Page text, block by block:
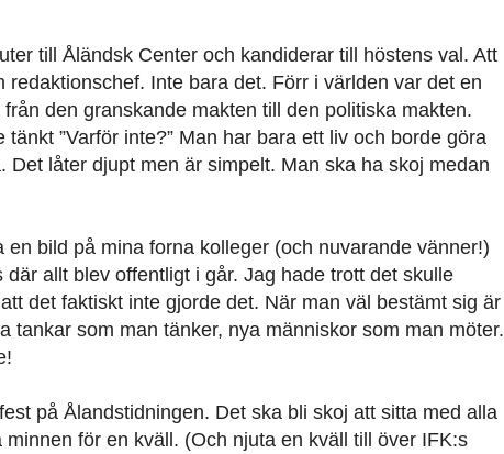
till Åländsk Center och kandiderar till höstens val. Att
Inte bara det. Förr i världen var det en
den granskande makten till den politiska makten.
”Varför inte?” Man har bara ett liv och borde göra
Det låter djupt men är simpelt. Man ska ha skoj medan
bild på mina forna kolleger (och nuvarande vänner!)
allt blev offentligt i går. Jag hade trott det skulle
det faktiskt inte gjorde det. När man väl bestämt sig är
tankar som man tänker, nya människor som man möter.
på Ålandstidningen. Det ska bli skoj att sitta med alla
för en kväll. (Och njuta en kväll till över IFK:s